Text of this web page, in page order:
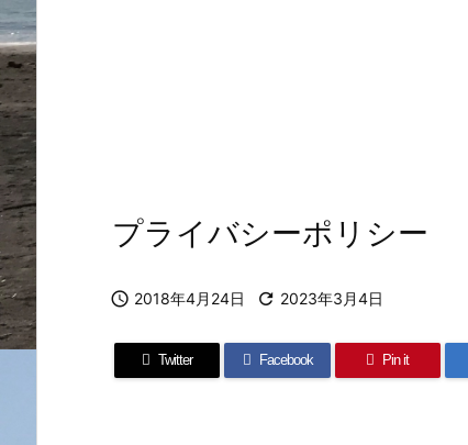
プライバシーポリシー
 2018年4月24日  2023年3月4日
Twitter Facebook Pin it